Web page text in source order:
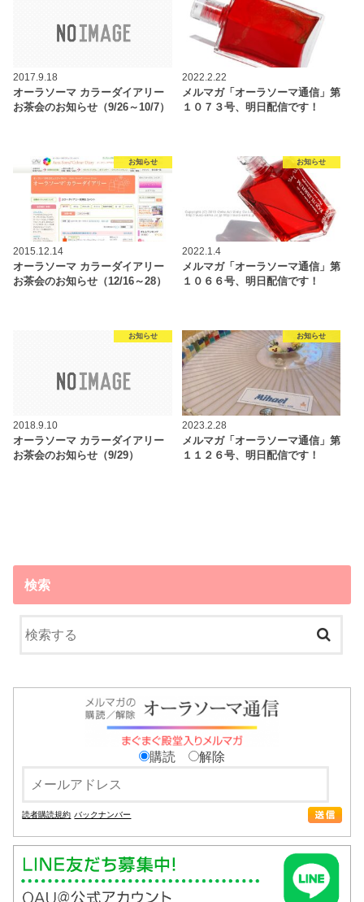
2017.9.18
オーラソーマ カラーダイアリー
お茶会のお知らせ（9/26～10/7）
2022.2.22
メルマガ「オーラソーマ通信」第
１０７３号、明日配信です！
お知らせ
2015.12.14
オーラソーマ カラーダイアリー
お茶会のお知らせ（12/16～28）
お知らせ
2022.1.4
メルマガ「オーラソーマ通信」第
１０６６号、明日配信です！
お知らせ
2018.9.10
オーラソーマ カラーダイアリー
お茶会のお知らせ（9/29）
お知らせ
2023.2.28
メルマガ「オーラソーマ通信」第
１１２６号、明日配信です！
検索
購読 解除
読者購読規約 バックナンバー